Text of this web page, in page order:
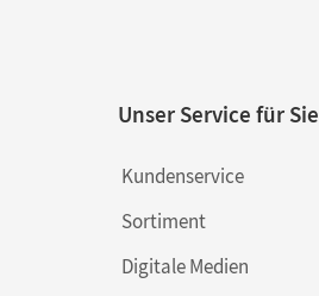
Unser Service für Sie
Kundenservice
Sortiment
Digitale Medien